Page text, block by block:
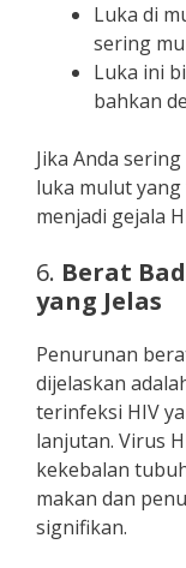
Luka di
sering
Luka ini
bahkan
Jika Anda
luka mulut
menjadi gejala
6. Berat
yang Jelas
Penurunan
dijelaskan
terinfeksi HIV
lanjutan. Virus
kekebalan
makan dan
signifikan.